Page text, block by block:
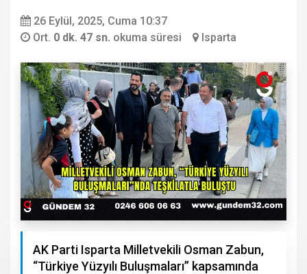
26 Eylül, 2025, Cuma 10:37
Ort. 0 dk. 47 sn. okuma süresi Isparta
AK Parti Isparta Milletvekili Osman Zabun,
“Türkiye Yüzyılı Buluşmaları” kapsamında